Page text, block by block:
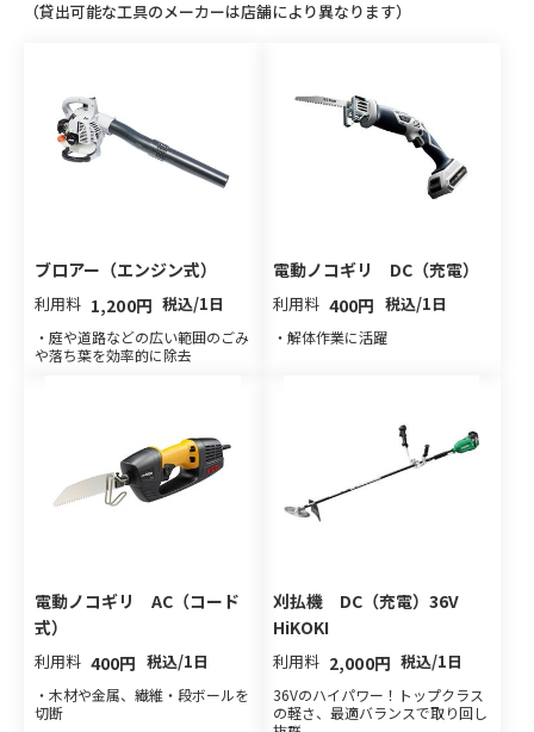
（貸出可能な工具のメーカーは店舗により異なります）
ブロアー（エンジン式）
利用料 1,200円 税込/1日
・庭や道路などの広い範囲のごみ
や落ち葉を効率的に除去
電動ノコギリ DC（充電）
利用料 400円 税込/1日
・解体作業に活躍
電動ノコギリ AC（コード
式）
利用料 400円 税込/1日
・木材や金属、繊維・段ボールを
切断
刈払機 DC（充電）36V
HiKOKI
利用料 2,000円 税込/1日
36Vのハイパワー！トップクラス
の軽さ、最適バランスで取り回し